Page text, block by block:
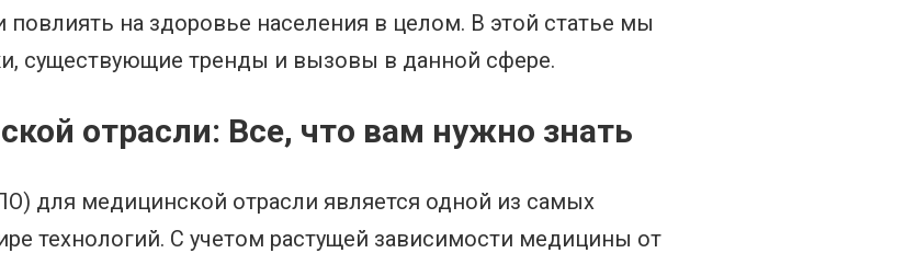
повлиять на здоровье населения в целом. В этой статье мы
существующие тренды и вызовы в данной сфере.
отрасли: Все, что вам нужно знать
для медицинской отрасли является одной из самых
технологий. С учетом растущей зависимости медицины от